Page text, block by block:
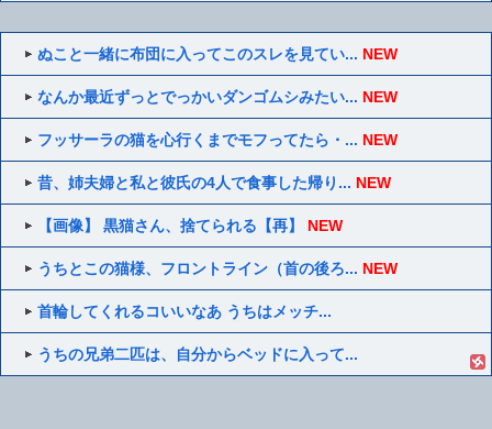
ぬこと一緒に布団に入ってこのスレを見てい... NEW
なんか最近ずっとでっかいダンゴムシみたい... NEW
フッサーラの猫を心行くまでモフってたら・... NEW
昔、姉夫婦と私と彼氏の4人で食事した帰り... NEW
【画像】 黒猫さん、捨てられる【再】 NEW
うちとこの猫様、フロントライン（首の後ろ... NEW
首輪してくれるコいいなあ うちはメッチ...
うちの兄弟二匹は、自分からベッドに入って...